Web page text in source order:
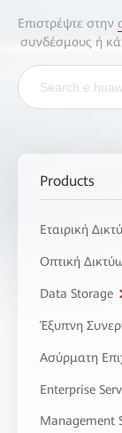
Επιστρέψτε στην
συνδέσμους ή
Products
Εταιρική
Οπτική
Data Storage
Έξυπνη
Ασύρματη
Enterprise
Management